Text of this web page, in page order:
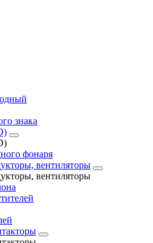
знака
фонаря
вентиляторы
вентиляторы